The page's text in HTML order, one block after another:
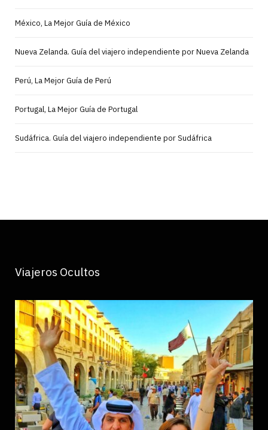
México, La Mejor Guía de México
Nueva Zelanda. Guía del viajero independiente por Nueva Zelanda
Perú, La Mejor Guía de Perú
Portugal, La Mejor Guía de Portugal
Sudáfrica. Guía del viajero independiente por Sudáfrica
Viajeros Ocultos